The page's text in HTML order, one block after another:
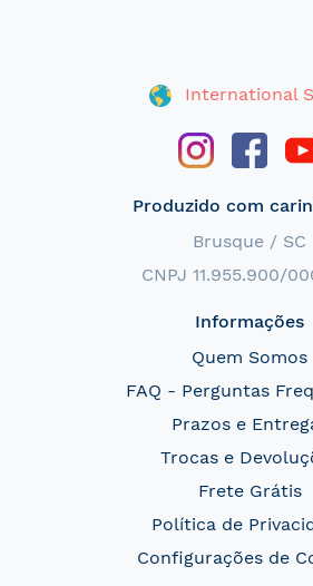
International
Produzido com
Brusque / SC
CNPJ 11.955.900/
Informações
Quem Somos
FAQ - Perguntas
Prazos e
Trocas e
Frete Grátis
Política de
Configurações de